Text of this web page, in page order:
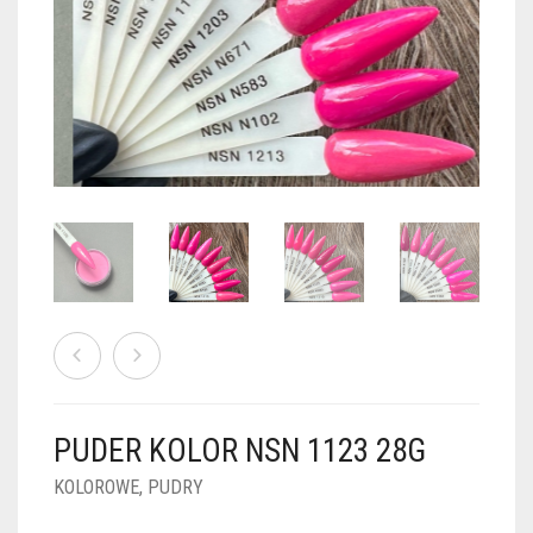
PUDRY BROKATOWE
PUDRY Z DROBINKAMI
PUDRY KOLOR PUR
PUDRY BUDUJĄCE
PUDRY DO FRENCH
PUDRY GALAXY
PUDRY SPARKLE
PUDRY TERMICZNE
PUDRY ŚWIECĄCE
FOIL DIP
PUDER KOLOR NSN 1123 28G
KOLOROWE, PUDRY